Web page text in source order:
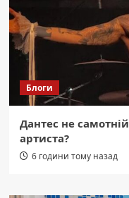
Блоги
Дантес не
артиста?
6 години тому назад